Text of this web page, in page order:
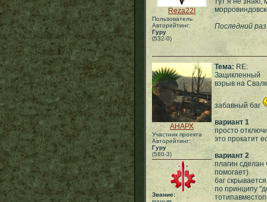
Reza22I
Пользователь
Авторейтинг:
Гуру
(532-0)
Последний
АНАРХ
Участник проекта
Авторейтинг:
Гуру
(580-3)
Звание:
Тема: RE:
Зацикленный
взрыв на
забавный баг
вариант 1
просто
это прокатит
вариант 2
плагин
помогает)
баг
по принципу